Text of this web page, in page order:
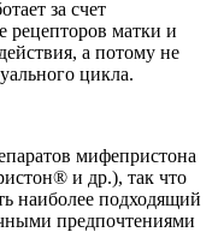
за счет
рецепторов матки и
а потому не
цикла.
мифепристона
и др.), так что
наиболее подходящий
предпочтениями